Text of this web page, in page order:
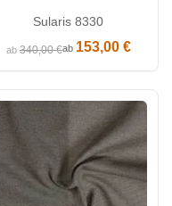
Sularis 8330
ab340,00 €ab 153,00 €